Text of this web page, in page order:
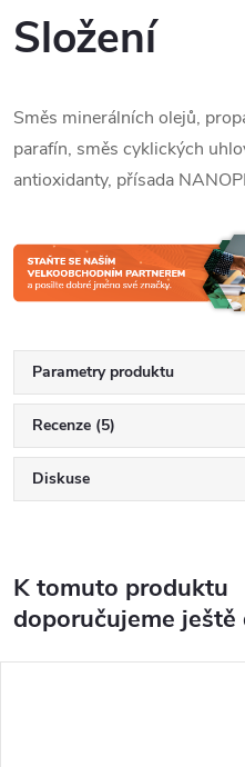
Složení
Směs minerálních olejů,
parafín, směs cyklických
antioxidanty, přísada
Parametry produktu
Recenze (5)
Diskuse
K tomuto produktu
doporučujeme